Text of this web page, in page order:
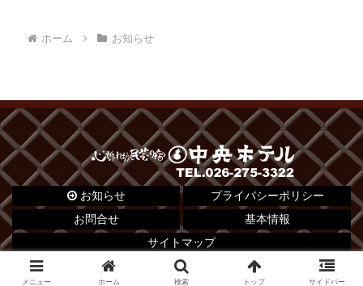
ホーム お知らせ
お知らせ
プライバシーポリシー
お問合せ
基本情報
サイトマップ
© 2012 心がふれあう民芸の宿 中央ホテル.
メニュー ホーム 検索 トップ サイドバー